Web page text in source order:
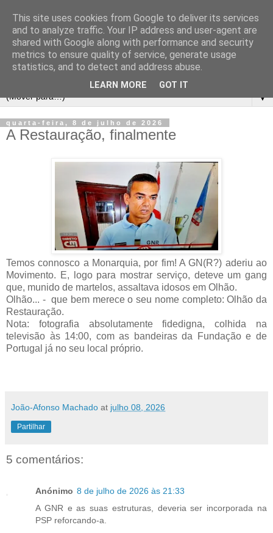
▼
quarta-feira, 8 de julho de 2026
A Restauração, finalmente
Temos connosco a Monarquia, por fim! A GN(R?) aderiu ao
Movimento. E, logo para mostrar serviço, deteve um gang
que, munido de martelos, assaltava idosos em Olhão.
Olhão... - que bem merece o seu nome completo: Olhão da
Restauração.
Nota: fotografia absolutamente fidedigna, colhida na
televisão às 14:00, com as bandeiras da Fundação e de
Portugal já no seu local próprio.
João-Afonso Machado at julho 08, 2026
Partilhar
5 comentários:
Anónimo 8 de julho de 2026 às 21:33
A GNR e as suas estruturas, deveria ser incorporada na
PSP reforcando-a.
This site uses cookies from Google to deliver its services
and to analyze traffic. Your IP address and user-agent are
shared with Google along with performance and security
metrics to ensure quality of service, generate usage
statistics, and to detect and address abuse.
LEARN MORE GOT IT